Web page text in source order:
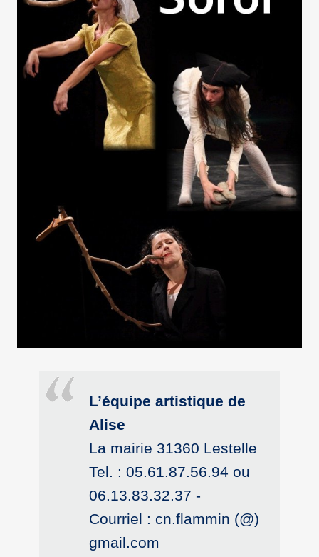
L’équipe artistique de
Alise
La mairie 31360 Lestelle
Tel. : 05.61.87.56.94 ou
06.13.83.32.37 -
Courriel : cn.flammin (@)
gmail.com